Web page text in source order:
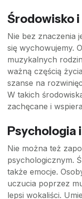
Środowisko
Nie bez znaczenia
się wychowujemy.
muzykalnych
ważną częścią
szanse na
W takich
zachęcane i
Psychologia
Nie można też
psychologicznym.
także emocje.
uczucia poprzez
lepsi wokaliści.